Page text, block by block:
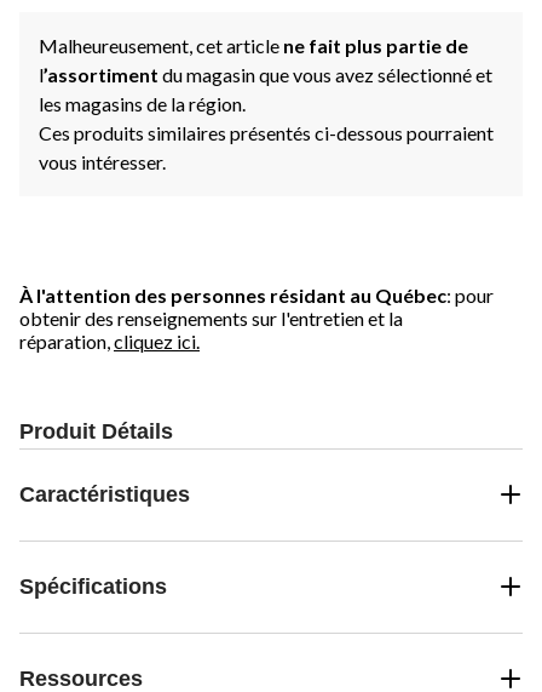
Malheureusement, cet article ne fait plus partie de
l’assortiment du magasin que vous avez sélectionné et
les magasins de la région.
Ces produits similaires présentés ci-dessous pourraient
vous intéresser.
À l'attention des personnes résidant au Québec: pour
obtenir des renseignements sur l'entretien et la
réparation, cliquez ici.
Produit Détails
Caractéristiques
Spécifications
Ressources